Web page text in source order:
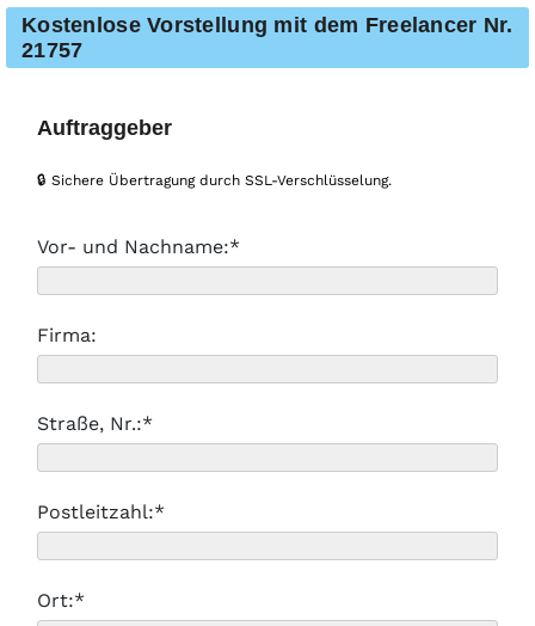
Kostenlose Vorstellung mit dem Freelancer Nr.
21757
Auftraggeber
🔒 Sichere Übertragung durch SSL-Verschlüsselung.
Vor- und Nachname:*
Firma:
Straße, Nr.:*
Postleitzahl:*
Ort:*